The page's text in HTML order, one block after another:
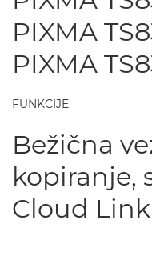
PIXMA
PIXMA
FUNKCIJE
Bežična
kopiranje,
Cloud Link